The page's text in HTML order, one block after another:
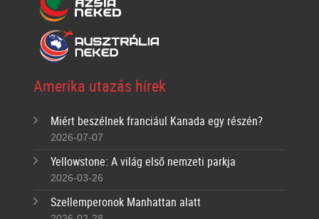
Amerika utazás hírek
Miért beszélnek franciául Kanada egy részén?
2026-07-07
Yellowstone: A világ első nemzeti parkja
2026-03-26
Szellemperonok Manhattan alatt